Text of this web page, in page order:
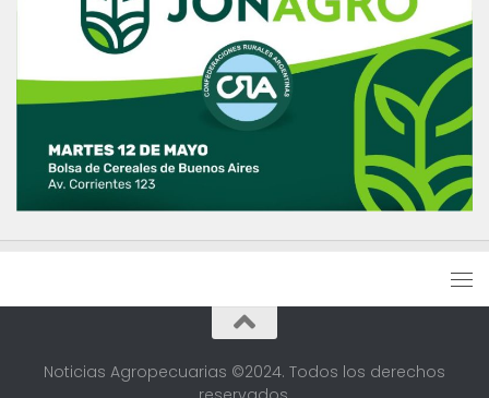
Noticias Agropecuarias ©2024. Todos los derechos